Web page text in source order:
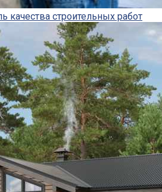
строительных работ